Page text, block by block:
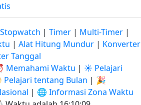
Stopwatch | Timer | Multi-Timer |
| Alat Hitung Mundur | Konverter
Tanggal
Memahami Waktu | ☀️ Pelajari
Pelajari tentang Bulan | 🎉
| 🌐 Informasi Zona Waktu